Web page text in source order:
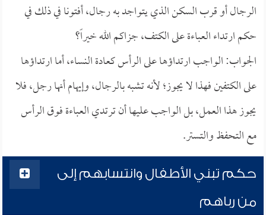
الرجال أو قرب السكن الذي يتواجد به رجال، أفتونا في ذلك في
حكم ارتداء العباءة على الكتف، جزاكم الله خيراً؟
الجواب: الواجب ارتداؤها على الرأس كعادة النساء، أما ارتداؤها
على الكتفين فهذا لا يجوز؛ لأنه تشبه بالرجال، وإيهام أنها رجل، فلا
يجوز هذا العمل، بل الواجب عليها أن ترتدي العباءة فوق الرأس
مع التحفظ والتستر.
حكم تبني الأطفال وانتسابهم إلى
من رباهم